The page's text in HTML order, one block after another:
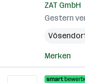
ZAT GmbH
Gestern
Merken